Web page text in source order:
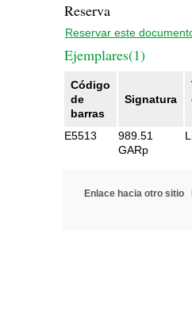
Reserva
Reservar este
Ejemplares(1)
Código
de
barras
Signatura
E5513
989.51
GARp
Enlace hacia otro sitio